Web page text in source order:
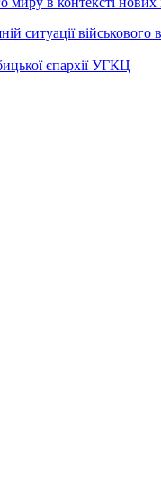
ситуації військового
єпархії УГКЦ